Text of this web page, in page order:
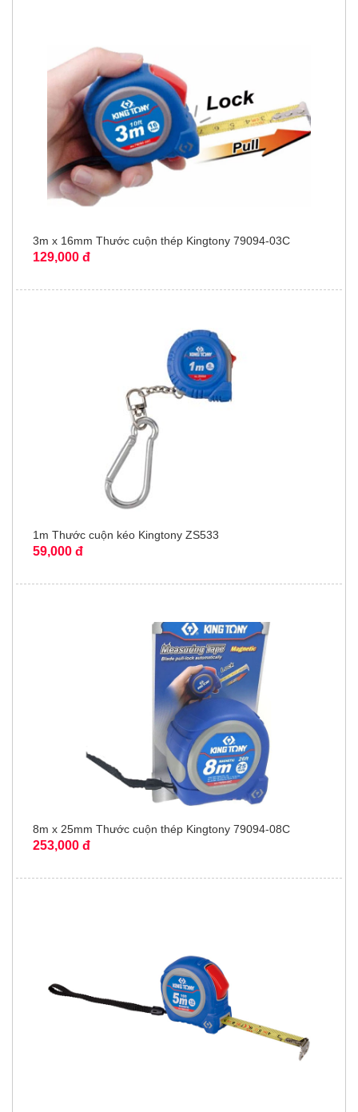
3m x 16mm Thước cuộn thép Kingtony 79094-03C
129,000 đ
1m Thước cuộn kéo Kingtony ZS533
59,000 đ
8m x 25mm Thước cuộn thép Kingtony 79094-08C
253,000 đ